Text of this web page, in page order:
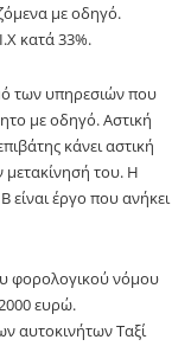
με οδηγό.
κατά 33%.
των υπηρεσιών που
με οδηγό. Αστική
κάνει αστική
μετακίνησή του. Η
είναι έργο που ανήκει
φορολογικού νόμου
ευρώ.
αυτοκινήτων Ταξί